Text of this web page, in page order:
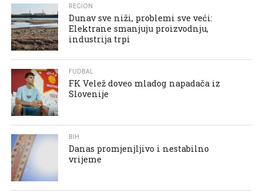
REGION
Dunav sve niži, problemi sve veći:
Elektrane smanjuju proizvodnju,
industrija trpi
FUDBAL
FK Velež doveo mladog napadača iz
Slovenije
BIH
Danas promjenjljivo i nestabilno
vrijeme